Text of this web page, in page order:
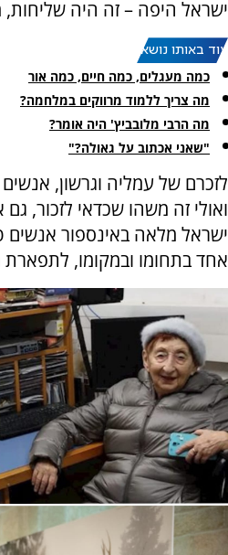
ישראל היפה – זה היה שליחות,
עוד באותו נושא:
כמה מעגלים, כמה חיים, כמה אור
מה צריך ללמוד מרווקים במלחמה?
מה הרבי מלובביץ' היה אומר?
"שאני אכתוב על גאולה?"
לזכרם של עמליה וגרשון,
ואולי זה משהו שכדאי לזכור,
ישראל מלאה באינספור אנשים
אחד בתחומו ובמקומו, לתפארת